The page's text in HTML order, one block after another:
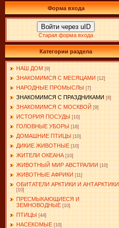
Форма входа
Войти через uID
Старая форма входа
Категории раздела
НАШ ДОМ [9]
ЗНАКОМИМСЯ С МЕСЯЦАМИ [12]
НАРОДНЫЕ ПРОМЫСЛЫ [7]
ЗНАКОМИМСЯ С ПРАЗДНИКАМИ [8]
ЗНАКОМИМСЯ С МОСКВОЙ [9]
ИСТОРИЯ ПОСУДЫ [10]
ГОЛОВНЫЕ УБОРЫ [18]
ДОМАШНИЕ ПТИЦЫ [10]
ДИКИЕ ЖИВОТНЫЕ [10]
ЖИТЕЛИ ОКЕАНА [10]
ЖИВОТНЫЙ МИР АВСТРАЛИИ [10]
ЖИВОТНЫЕ АФРИКИ [11]
ОБИТАТЕЛИ АРКТИКИ И АНТАРКТИКИ
[10]
ПРЕСМЫКАЮЩИЕСЯ И
ЗЕМНОВОДНЫЕ [10]
ПТИЦЫ [44]
НАСЕКОМЫЕ [10]